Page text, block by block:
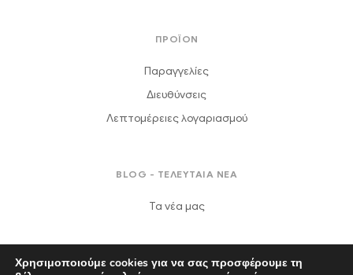
ΠΡΟΪΟΝ
Παραγγελίες
Διευθύνσεις
Λεπτομέρειες λογαριασμού
BLOG - ΤΕΛΕΥΤΑΙΑ ΝΕΑ
Τα νέα μας
Χρησιμοποιούμε cookies για να σας προσφέρουμε τη